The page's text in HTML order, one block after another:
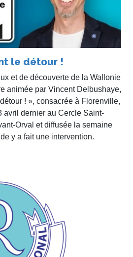
le détour !
et de découverte de la Wallonie
animée par Vincent Delbushaye,
! », consacrée à Florenville,
avril dernier au Cercle Saint-
Orval et diffusée la semaine
y a fait une intervention.